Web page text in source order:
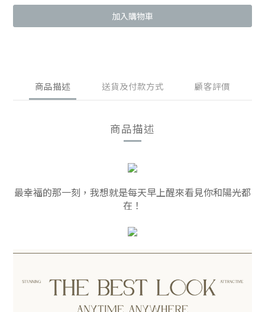
加入購物車
商品描述 送貨及付款方式 顧客評價
商品描述
最幸福的那一刻，我想就是每天早上醒來看見你和陽光都
在！